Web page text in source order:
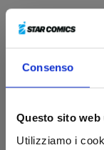
Consenso
Questo sito
Utilizziamo i